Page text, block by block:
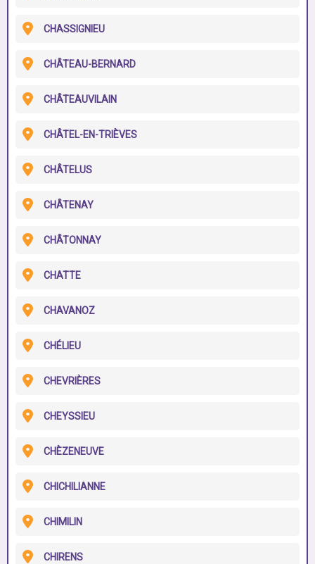
CHASSIGNIEU
CHÂTEAU-BERNARD
CHÂTEAUVILAIN
CHÂTEL-EN-TRIÈVES
CHÂTELUS
CHÂTENAY
CHÂTONNAY
CHATTE
CHAVANOZ
CHÉLIEU
CHEVRIÈRES
CHEYSSIEU
CHÈZENEUVE
CHICHILIANNE
CHIMILIN
CHIRENS